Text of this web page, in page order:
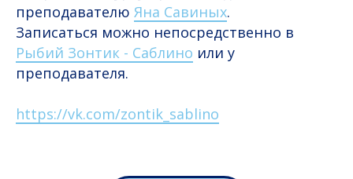
преподавателю Яна Савиных.
Записаться можно непосредственно в
Рыбий Зонтик - Саблино или у
преподавателя.
https://vk.com/zontik_sablino